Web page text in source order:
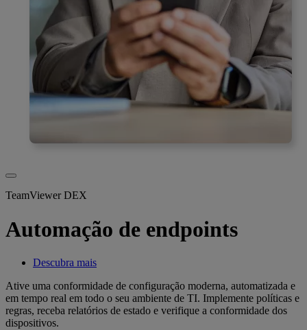
TeamViewer DEX
Automação de endpoints
Descubra mais
Ative uma conformidade de configuração moderna, automatizada e
em tempo real em todo o seu ambiente de TI. Implemente políticas e
regras, receba relatórios de estado e verifique a conformidade dos
dispositivos.